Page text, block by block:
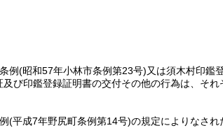
例(昭和57年小林市条例第23号)又は須木村印鑑
び印鑑登録証明書の交付その他の行為は、それ
(平成7年野尻町条例第14号)の規定によりなされ